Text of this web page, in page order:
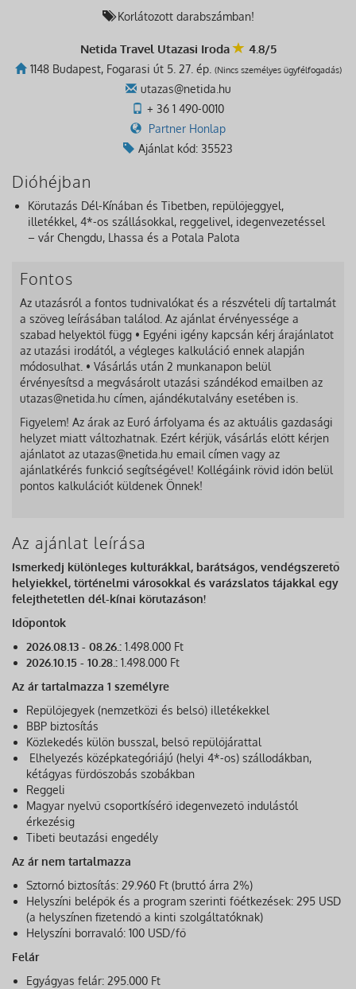
Korlátozott darabszámban!
Netida Travel Utazasi Iroda 4.8/5
1148 Budapest, Fogarasi út 5. 27. ép. (Nincs személyes ügyfélfogadás)
utazas@netida.hu
+ 36 1 490-0010
Partner Honlap
Ajánlat kód: 35523
Dióhéjban
Körutazás Dél-Kínában és Tibetben, repülőjeggyel,
illetékkel, 4*-os szállásokkal, reggelivel, idegenvezetéssel
– vár Chengdu, Lhassa és a Potala Palota
Fontos
Az utazásról a fontos tudnivalókat és a részvételi díj tartalmát
a szöveg leírásában találod. Az ajánlat érvényessége a
szabad helyektől függ • Egyéni igény kapcsán kérj árajánlatot
az utazási irodától, a végleges kalkuláció ennek alapján
módosulhat. • Vásárlás után 2 munkanapon belül
érvényesítsd a megvásárolt utazási szándékod emailben az
utazas@netida.hu címen, ajándékutalvány esetében is.
Figyelem! Az árak az Euró árfolyama és az aktuális gazdasági
helyzet miatt változhatnak. Ezért kérjük, vásárlás előtt kérjen
ajánlatot az utazas@netida.hu email címen vagy az
ajánlatkérés funkció segítségével! Kollégáink rövid időn belül
pontos kalkulációt küldenek Önnek!
Az ajánlat leírása
Ismerkedj különleges kulturákkal, barátságos, vendégszerető
helyiekkel, történelmi városokkal és varázslatos tájakkal egy
felejthetetlen dél-kínai körutazáson!
Időpontok
2026.08.13 - 08.26.: 1.498.000 Ft
2026.10.15 - 10.28.: 1.498.000 Ft
Az ár tartalmazza 1 személyre
Repülőjegyek (nemzetközi és belső) illetékekkel
BBP biztosítás
Közlekedés külön busszal, belső repülőjárattal
Elhelyezés középkategóriájú (helyi 4*-os) szállodákban,
kétágyas fürdőszobás szobákban
Reggeli
Magyar nyelvű csoportkísérő idegenvezető indulástól
érkezésig
Tibeti beutazási engedély
Az ár nem tartalmazza
Sztornó biztosítás: 29.960 Ft (bruttó árra 2%)
Helyszíni belépők és a program szerinti főétkezések: 295 USD
(a helyszínen fizetendő a kinti szolgáltatóknak)
Helyszíni borravaló: 100 USD/fő
Felár
Egyágyas felár: 295.000 Ft